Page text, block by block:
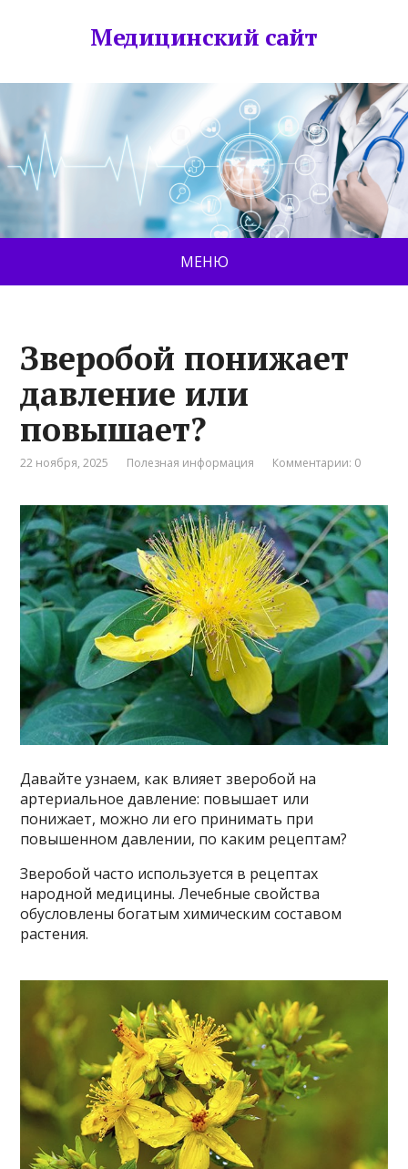
Медицинский сайт
МЕНЮ
Зверобой понижает
давление или
повышает?
22 ноября, 2025 Полезная информация Комментарии: 0
Давайте узнаем, как влияет зверобой на
артериальное давление: повышает или
понижает, можно ли его принимать при
повышенном давлении, по каким рецептам?
Зверобой часто используется в рецептах
народной медицины. Лечебные свойства
обусловлены богатым химическим составом
растения.